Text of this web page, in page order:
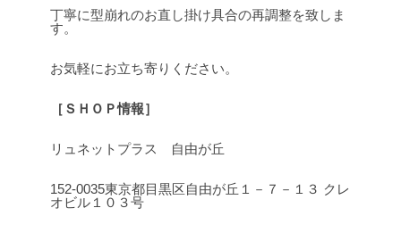
丁寧に型崩れのお直し掛け具合の再調整を致しま
す。
お気軽にお立ち寄りください。
［ＳＨＯＰ情報］
リュネットプラス 自由が丘
152-0035東京都目黒区自由が丘１－７－１３ クレ
オビル１０３号